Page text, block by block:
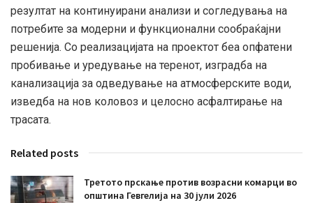
резултат на континуирани анализи и согледувања на
потребите за модерни и функционални сообраќајни
решенија. Со реализацијата на проектот беа опфатени
пробивање и уредување на теренот, изградба на
канализација за одведување на атмосферските води,
изведба на нов коловоз и целосно асфалтирање на
трасата.
Related posts
Третото прскање против возрасни комарци во
општина Гевгелија на 30 јули 2026